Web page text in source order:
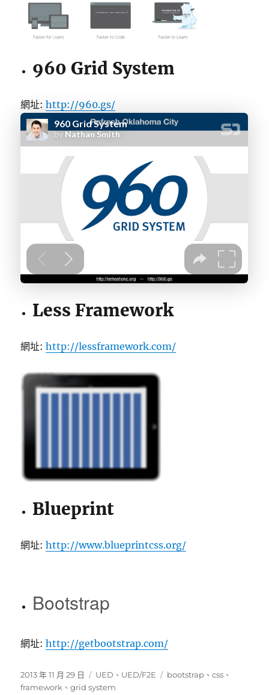
960 Grid System
網址:http://960.gs/
Less Framework
網址:http://lessframework.com/
Blueprint
網址:http://www.blueprintcss.org/
Bootstrap
網址:http://getbootstrap.com/
發
佈
2013 年 11 月 29 日
分
類
UED 、 UED/F2E
標
bootstrap 、css 、
framework 、grid system